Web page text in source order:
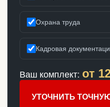
Охрана труда
Кадровая
Ваш комплект: от
УТОЧНИТЬ